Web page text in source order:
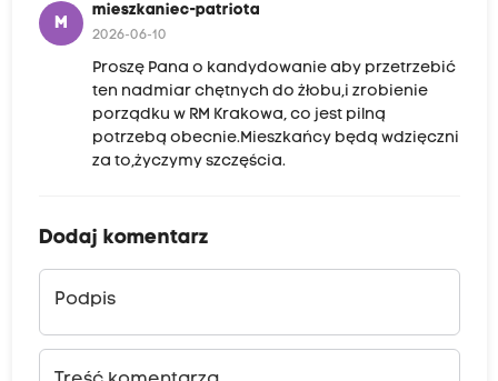
M
mieszkaniec-patriota
2026-06-10
Proszę Pana o kandydowanie aby przetrzebić
ten nadmiar chętnych do żłobu,i zrobienie
porządku w RM Krakowa, co jest pilną
potrzebą obecnie.Mieszkańcy będą wdzięczni
za to,życzymy szczęścia.
Dodaj komentarz
Podpis